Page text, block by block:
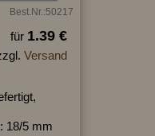
Best.Nr.:50217
für 1.39 €
Versand
18/5 mm